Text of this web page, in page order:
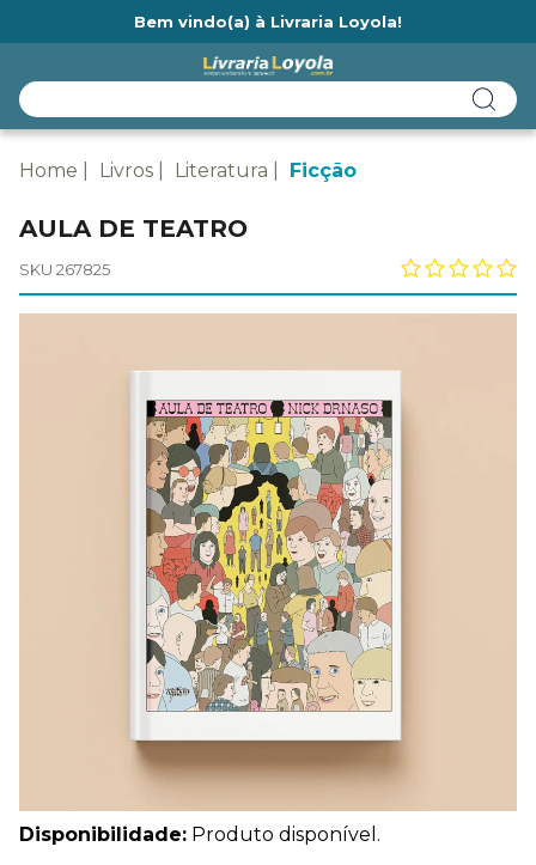
Bem vindo(a) à Livraria Loyola!
Home Livros Literatura Ficção
AULA DE TEATRO
SKU 267825
Disponibilidade: Produto disponível.